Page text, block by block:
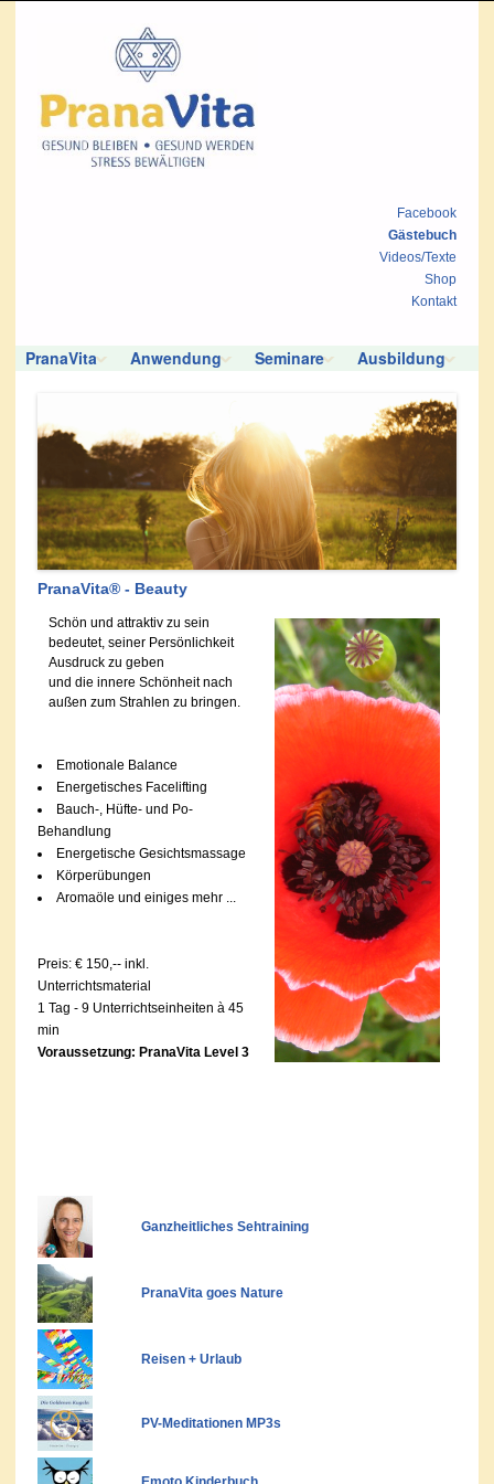
Facebook
Gästebuch
Videos/Texte
Shop
Kontakt
PranaVita Anwendung Seminare Ausbildung
PranaVita® - Beauty
Schön und attraktiv zu sein
bedeutet, seiner Persönlichkeit
Ausdruck zu geben
und die innere Schönheit nach
außen zum Strahlen zu bringen.
Emotionale Balance
Energetisches Facelifting
Bauch-, Hüfte- und Po-
Behandlung
Energetische Gesichtsmassage
Körperübungen
Aromaöle und einiges mehr ...
Preis: € 150,-- inkl.
Unterrichtsmaterial
1 Tag - 9 Unterrichtseinheiten à 45
min
Voraussetzung: PranaVita Level 3
Ganzheitliches Sehtraining
PranaVita goes Nature
Reisen + Urlaub
PV-Meditationen MP3s